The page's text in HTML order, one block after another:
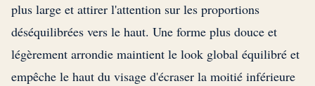
plus large et attirer l'attention sur les proportions
déséquilibrées vers le haut. Une forme plus douce et
légèrement arrondie maintient le look global équilibré et
empêche le haut du visage d'écraser la moitié inférieure